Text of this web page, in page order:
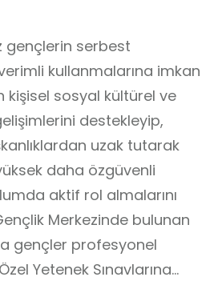
gençlerin serbest
kullanmalarına imkan
kişisel sosyal kültürel ve
destekleyip,
uzak tutarak
daha özgüvenli
aktif rol almalarını
Merkezinde bulunan
gençler profesyonel
Yetenek Sınavlarına